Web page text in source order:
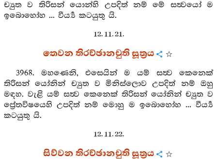
ච්‍යුත ව තිරිසන් යොන්හි උපදිත් නම් මේ සත්‍වයෝ ම
ඉබොහෝහ ... වීර්‍ය්‍ය කටයුතු යි.
12. 11. 21.
තෙවන තිරච්ඡානචුති සූත්‍රය
3968. මහණෙනි, එසෙයින් ම යම් සත්‍ව කෙනෙක්
තිරිසන් යෝනින් ච්‍යුත ව මිනිස්ලොව උපදිත් නම් ඔහු
මඳහ. වැළි යම් සත්‍ව කෙනෙක් තිරිසන් යෝනින් ච්‍යුත ව
ප්‍රේතවිෂයෙහි උපදිත් නම් මොහු ම ඉබොහෝහ ... වීර්‍ය්‍ය
කටයුතු යි.
12. 11. 22.
සිව්වන තිරච්ඡානචුති සූත්‍රය